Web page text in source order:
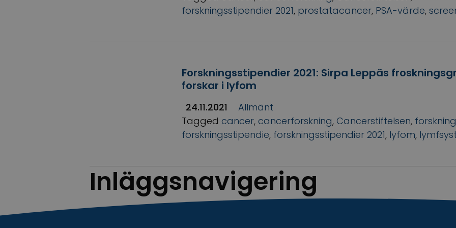
forskningsstipendier 2021, prostatacancer, PSA-värde,
Forskningsstipendier 2021: Sirpa Leppäs
forskar i lyfom
24.11.2021
Allmänt
Taggedcancer,cancerforskning,Cancerstiftelsen,
forskningsstipendie, forskningsstipendier 2021, lyfom,
Inläggsnavigering
Äldre inlägg